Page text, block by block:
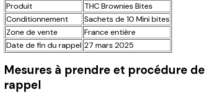
Produit
THC Brownies Bites
Conditionnement
Sachets de 10 Mini bites
Zone de vente
France entière
Date de fin du rappel 27 mars 2025
Mesures à prendre et procédure de
rappel